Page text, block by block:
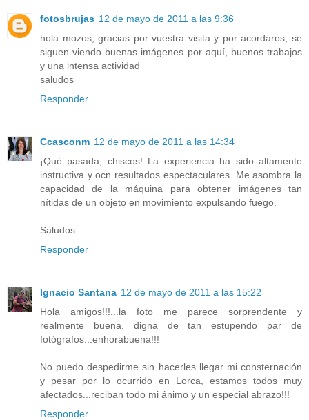
fotosbrujas 12 de mayo de 2011 a las 9:36
hola mozos, gracias por vuestra visita y por acordaros, se
siguen viendo buenas imágenes por aquí, buenos trabajos
y una intensa actividad
saludos
Responder
Ccasconm 12 de mayo de 2011 a las 14:34
¡Qué pasada, chiscos! La experiencia ha sido altamente
instructiva y ocn resultados espectaculares. Me asombra la
capacidad de la máquina para obtener imágenes tan
nítidas de un objeto en movimiento expulsando fuego.
Saludos
Responder
Ignacio Santana 12 de mayo de 2011 a las 15:22
Hola amigos!!!...la foto me parece sorprendente y
realmente buena, digna de tan estupendo par de
fotógrafos...enhorabuena!!!
No puedo despedirme sin hacerles llegar mi consternación
y pesar por lo ocurrido en Lorca, estamos todos muy
afectados...reciban todo mi ánimo y un especial abrazo!!!
Responder